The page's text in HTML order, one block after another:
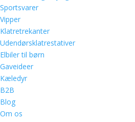
Sportsvarer
Vipper
Klatretrekanter
Udendørsklatrestativer
Elbiler til børn
Gaveideer
Kæledyr
B2B
Blog
Om os